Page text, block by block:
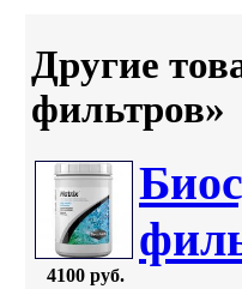
Другие
фильтров»
4100 руб.